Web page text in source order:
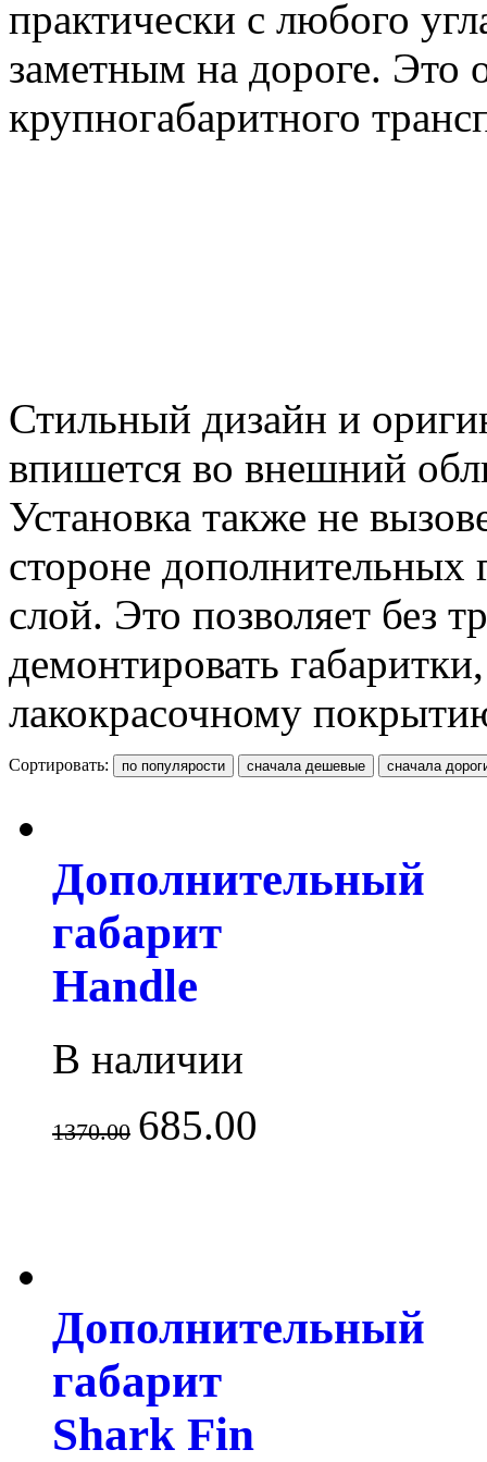
практически с любого
заметным на дороге. Это
крупногабаритного
Стильный дизайн и
впишется во внешний
Установка также не
стороне дополнительных
слой. Это позволяет без
демонтировать
лакокрасочному
Сортировать:
Дополнительный
габарит
Handle
В наличии
1370.00 685.00
Дополнительный
габарит
Shark Fin